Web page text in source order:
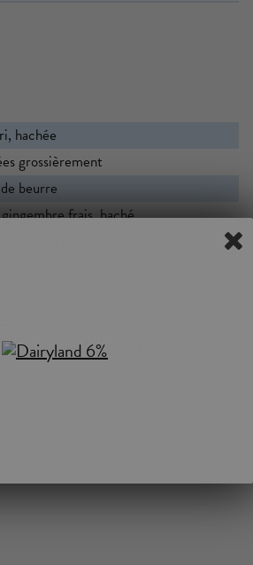
hachée
grossièrement
beurre
frais, haché
sans lactose Dairyland